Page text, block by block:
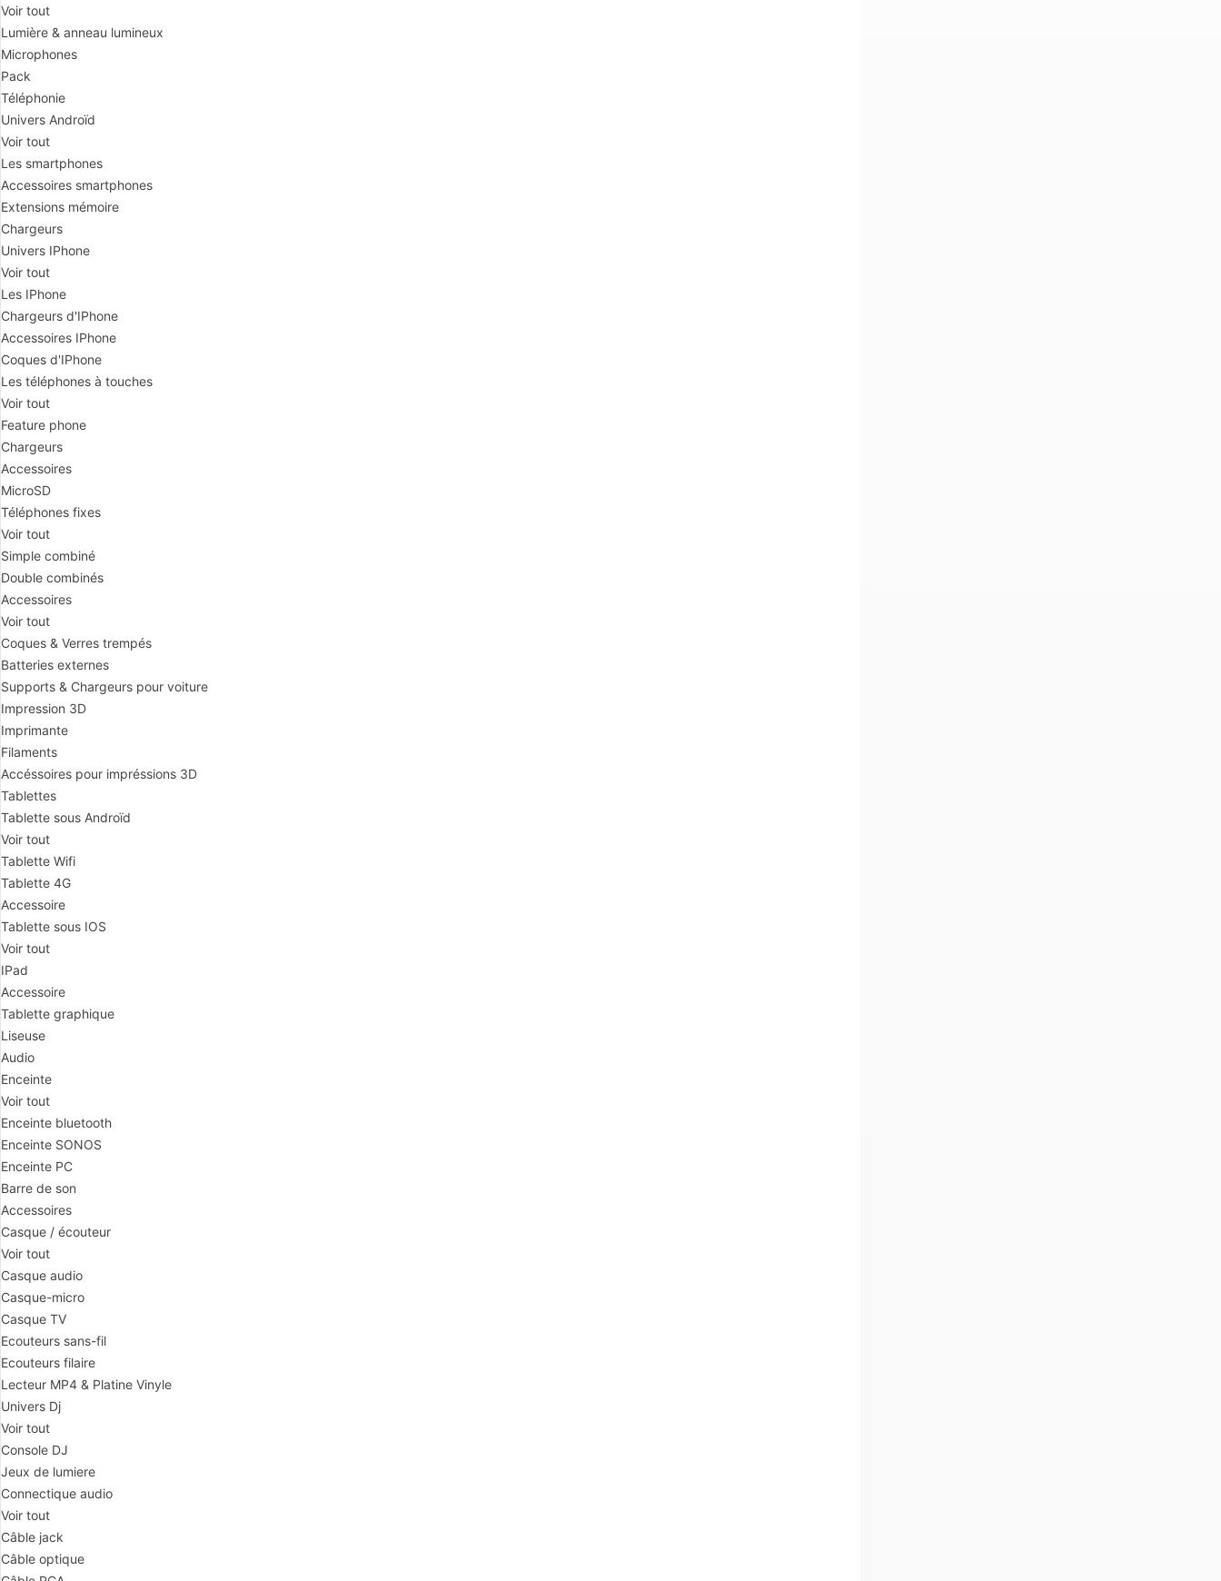
Voir tout
Lumière & anneau lumineux
Microphones
Pack
Téléphonie
Univers Androïd
Voir tout
Les smartphones
Accessoires smartphones
Extensions mémoire
Chargeurs
Univers IPhone
Voir tout
Les IPhone
Chargeurs d'IPhone
Accessoires IPhone
Coques d'IPhone
Les téléphones à touches
Voir tout
Feature phone
Chargeurs
Accessoires
MicroSD
Téléphones fixes
Voir tout
Simple combiné
Double combinés
Accessoires
Voir tout
Coques & Verres trempés
Batteries externes
Supports & Chargeurs pour voiture
Impression 3D
Imprimante
Filaments
Accéssoires pour impréssions 3D
Tablettes
Tablette sous Androïd
Voir tout
Tablette Wifi
Tablette 4G
Accessoire
Tablette sous IOS
Voir tout
IPad
Accessoire
Tablette graphique
Liseuse
Audio
Enceinte
Voir tout
Enceinte bluetooth
Enceinte SONOS
Enceinte PC
Barre de son
Accessoires
Casque / écouteur
Voir tout
Casque audio
Casque-micro
Casque TV
Ecouteurs sans-fil
Ecouteurs filaire
Lecteur MP4 & Platine Vinyle
Univers Dj
Voir tout
Console DJ
Jeux de lumiere
Connectique audio
Voir tout
Câble jack
Câble optique